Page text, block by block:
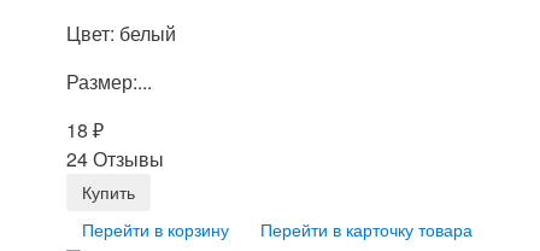
Цвет: белый
Размер:...
18 ₽
24 Отзывы
Перейти в корзину Перейти в карточку товара